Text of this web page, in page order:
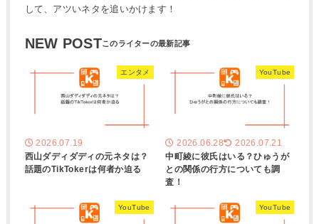
して、アツいネタを追いかけます！
NEW POST
エンタメ
2026.07.19
西山ダディダディの元ネタは？
話題のTikTokerは何者か迫る
YouTube
2026.06.28 2026.07.21
中町綾に彼氏はいる？ひゅうが
との関係の行方についても調
査！
YouTube YouTube